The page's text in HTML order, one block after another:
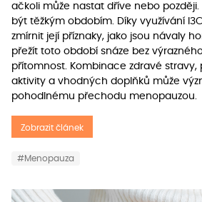
ačkoli může nastat dříve nebo
být těžkým obdobím. Díky využívání
zmírnit její příznaky, jako jsou návaly
přežít toto období snáze bez
přítomnost. Kombinace zdravé stravy,
aktivity a vhodných doplňků může
pohodlnému přechodu menopauzou.
Zobrazit článek
#Menopauza